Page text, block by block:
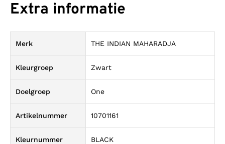
Extra informatie
Merk THE INDIAN MAHARADJA
Kleurgroep Zwart
Doelgroep One
Artikelnummer 10701161
Kleurnummer BLACK